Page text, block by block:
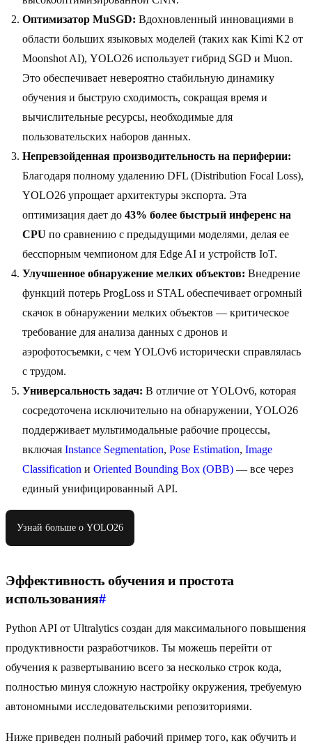
Оптимизатор MuSGD: Вдохновленный инновациями в
области больших языковых моделей (таких как Kimi K2 от
Moonshot AI), YOLO26 использует гибрид SGD и Muon.
Это обеспечивает невероятно стабильную динамику
обучения и быструю сходимость, сокращая время и
вычислительные ресурсы, необходимые для
пользовательских наборов данных.
Непревзойденная производительность на периферии:
Благодаря полному удалению DFL (Distribution Focal Loss),
YOLO26 упрощает архитектуры экспорта. Эта
оптимизация дает до 43% более быстрый инференс на
CPU по сравнению с предыдущими моделями, делая ее
бесспорным чемпионом для Edge AI и устройств IoT.
Улучшенное обнаружение мелких объектов: Внедрение
функций потерь ProgLoss и STAL обеспечивает огромный
скачок в обнаружении мелких объектов — критическое
требование для анализа данных с дронов и
аэрофотосъемки, с чем YOLOv6 исторически справлялась
с трудом.
Универсальность задач: В отличие от YOLOv6, которая
сосредоточена исключительно на обнаружении, YOLO26
поддерживает мультимодальные рабочие процессы,
включая Instance Segmentation, Pose Estimation, Image
Classification и Oriented Bounding Box (OBB) — все через
единый унифицированный API.
Узнай больше о YOLO26
Эффективность обучения и простота
использования#
Python API от Ultralytics создан для максимального повышения
продуктивности разработчиков. Ты можешь перейти от
обучения к развертыванию всего за несколько строк кода,
полностью минуя сложную настройку окружения, требуемую
автономными исследовательскими репозиториями.
Ниже приведен полный рабочий пример того, как обучить и